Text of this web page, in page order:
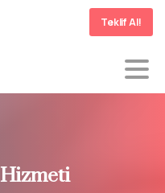
Teklif Al!
Hizmeti